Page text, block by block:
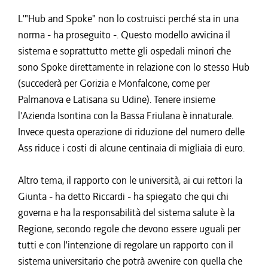
L'"Hub and Spoke" non lo costruisci perché sta in una
norma - ha proseguito -. Questo modello avvicina il
sistema e soprattutto mette gli ospedali minori che
sono Spoke direttamente in relazione con lo stesso Hub
(succederà per Gorizia e Monfalcone, come per
Palmanova e Latisana su Udine). Tenere insieme
l'Azienda Isontina con la Bassa Friulana è innaturale.
Invece questa operazione di riduzione del numero delle
Ass riduce i costi di alcune centinaia di migliaia di euro.
Altro tema, il rapporto con le università, ai cui rettori la
Giunta - ha detto Riccardi - ha spiegato che qui chi
governa e ha la responsabilità del sistema salute è la
Regione, secondo regole che devono essere uguali per
tutti e con l'intenzione di regolare un rapporto con il
sistema universitario che potrà avvenire con quella che